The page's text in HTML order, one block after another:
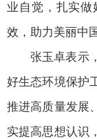
业自觉，扎实做
效，助力美丽中
张玉卓表示
好生态环境保护
推进高质量发展
实提高思想认识